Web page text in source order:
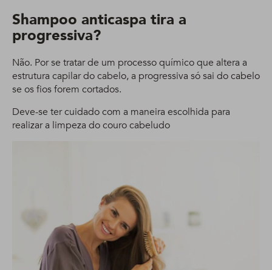
Shampoo anticaspa tira a
progressiva?
Não. Por se tratar de um processo químico que altera a
estrutura capilar do cabelo, a progressiva só sai do cabelo
se os fios forem cortados.
Deve-se ter cuidado com a maneira escolhida para
realizar a limpeza do couro cabeludo